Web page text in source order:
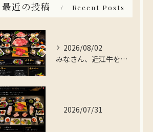
最近の投稿 Recent Posts
2026/08/02
みなさん、近江牛を存分に楽しんでみませんか？
2026/07/31